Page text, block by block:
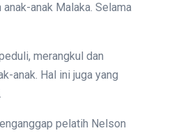
anak Malaka. Selama
merangkul dan
anak. Hal ini juga yang
pelatih Nelson